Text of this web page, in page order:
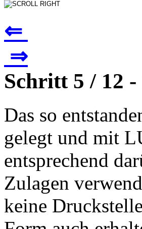
⇐
⇒
Schritt 5 / 12 -
Das so
gelegt und mit
entsprechend
Zulagen
keine